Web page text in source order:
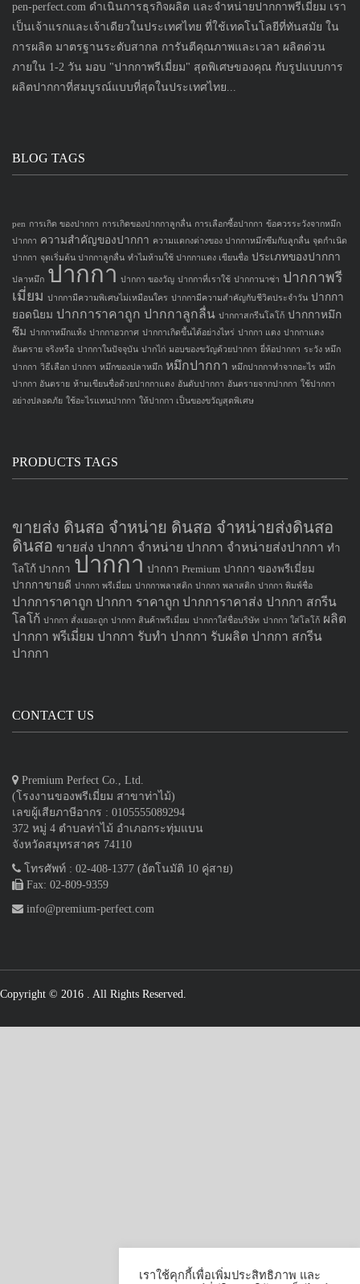
pen-perfect.com ดำเนินการธุรกิจผลิต และจำหน่ายปากกาพรีเมี่ยม เรา
เป็นเจ้าแรกและเจ้าเดียวในประเทศไทย ที่ใช้เทคโนโลยีที่ทันสมัย ใน
การผลิต มาตรฐานระดับสากล การันตีคุณภาพและเวลา ผลิตด่วน
ภายใน 1-2 วัน มอบ "ปากกาพรีเมี่ยม" สุดพิเศษของคุณ กับรูปแบบการ
ผลิตปากกาที่สมบูรณ์แบบที่สุดในประเทศไทย...
BLOG TAGS
pen การเกิด ของปากกา การเกิดของปากกาลูกลื่น การเลือกซื้อปากกา ข้อควรระวังจากหมึก
ปากกา ความสำคัญของปากกา ความแตกงต่างของ ปากกาหมึกซึมกับลูกลื่น จุดกำเนิด
ปากกา จุดเริ่มต้น ปากกาลูกลื่น ทำไมห้ามใช้ ปากกาแดง เขียนชื่อ ประเภทของปากกา
ปลาหมึก ปากกา ปากกา ของวัญ ปากกาที่เราใช้ ปากกานาซ่า ปากกาพรี
เมี่ยม ปากกามีความพิเศษไม่เหมือนใคร ปากกามีความสำคัญกับชีวิตประจำวัน ปากกา
ยอดนิยม ปากการาคาถูก ปากกาลูกลื่น ปากกาสกรีนโลโก้ ปากกาหมึก
ซึม ปากกาหมึกแห้ง ปากกาอวกาศ ปากกาเกิดขึ้นได้อย่างไหร่ ปากกา แดง ปากกาแดง
อันตราย จริงหรือ ปากกาในปัจจุบัน ปากไก่ มอบของขวัญด้วยปากกา ยี่ห้อปากกา ระวัง หมึก
ปากกา วิธีเลือก ปากกา หมึกของปลาหมึก หมึกปากกา หมึกปากกาทำจากอะไร หมึก
ปากกา อันตราย ห้ามเขียนชื่อด้วยปากกาแดง อันดับปากกา อันตรายจากปากกา ใช้ปากกา
อย่างปลอดภัย ใช้อะไรแทนปากกา ให้ปากกา เป็นของขวัญสุดพิเศษ
PRODUCTS TAGS
ขายส่ง ดินสอ จำหน่าย ดินสอ จำหน่ายส่งดินสอ
ดินสอ ขายส่ง ปากกา จำหน่าย ปากกา จำหน่ายส่งปากกา ทำ
โลโก้ ปากกา ปากกา ปากกา Premium ปากกา ของพรีเมี่ยม
ปากกาขายดี ปากกา พรีเมี่ยม ปากกาพลาสติก ปากกา พลาสติก ปากกา พิมพ์ชื่อ
ปากการาคาถูก ปากกา ราคาถูก ปากการาคาส่ง ปากกา สกรีน
โลโก้ ปากกา สั่งเยอะถูก ปากกา สินค้าพรีเมี่ยม ปากกาใส่ชื่อบริษัท ปากกา ใส่โลโก้ ผลิต
ปากกา พรีเมี่ยม ปากกา รับทำ ปากกา รับผลิต ปากกา สกรีน
ปากกา
CONTACT US
Premium Perfect Co., Ltd.
(โรงงานของพรีเมี่ยม สาขาท่าไม้)
เลขผู้เสียภาษีอากร : 0105555089294
372 หมู่ 4 ตำบลท่าไม้ อำเภอกระทุ่มแบน
จังหวัดสมุทรสาคร 74110
โทรศัพท์ : 02-408-1377 (อัตโนมัติ 10 คู่สาย)
Fax: 02-809-9359
info@premium-perfect.com
Copyright © 2016 . All Rights Reserved.
เราใช้คุกกี้เพื่อเพิ่มประสิทธิภาพ และ